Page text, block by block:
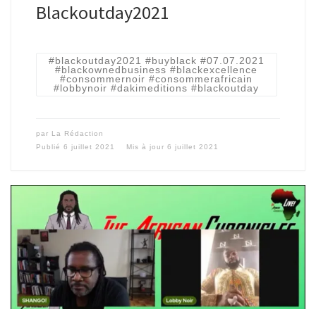
Blackoutday2021
#blackoutday2021 #buyblack #07.07.2021
#blackownedbusiness #blackexcellence
#consommernoir #consommerafricain
#lobbynoir #dakimeditions #blackoutday
par La Rédaction
Publié 6 juillet 2021 Mis à jour 6 juillet 2021